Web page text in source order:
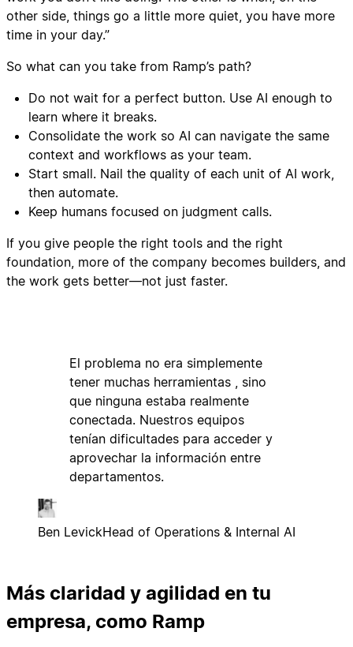
other side, things go a little more quiet, you have more
time in your day.”
So what can you take from Ramp’s path?
Do not wait for a perfect button. Use AI enough to
learn where it breaks.
Consolidate the work so AI can navigate the same
context and workflows as your team.
Start small. Nail the quality of each unit of AI work,
then automate.
Keep humans focused on judgment calls.
If you give people the right tools and the right
foundation, more of the company becomes builders, and
the work gets better—not just faster.
El problema no era simplemente
tener muchas herramientas , sino
que ninguna estaba realmente
conectada. Nuestros equipos
tenían dificultades para acceder y
aprovechar la información entre
departamentos.
Ben LevickHead of Operations & Internal AI
Más claridad y agilidad en tu
empresa, como Ramp